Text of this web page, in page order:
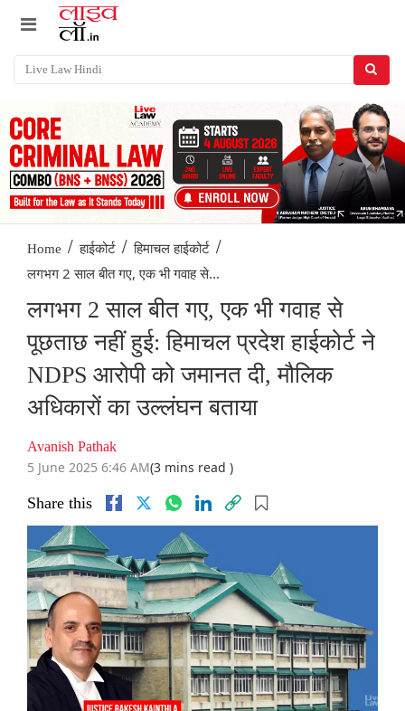
Home / हाईकोर्ट / हिमाचल हाईकोर्ट /
लगभग 2 साल बीत गए, एक भी गवाह से...
लगभग 2 साल बीत गए, एक भी गवाह से
पूछताछ नहीं हुई: हिमाचल प्रदेश हाईकोर्ट ने
NDPS आरोपी को जमानत दी, मौलिक
अधिकारों का उल्लंघन बताया
Avanish Pathak
5 June 2025 6:46 AM(3 mins read )
Share this